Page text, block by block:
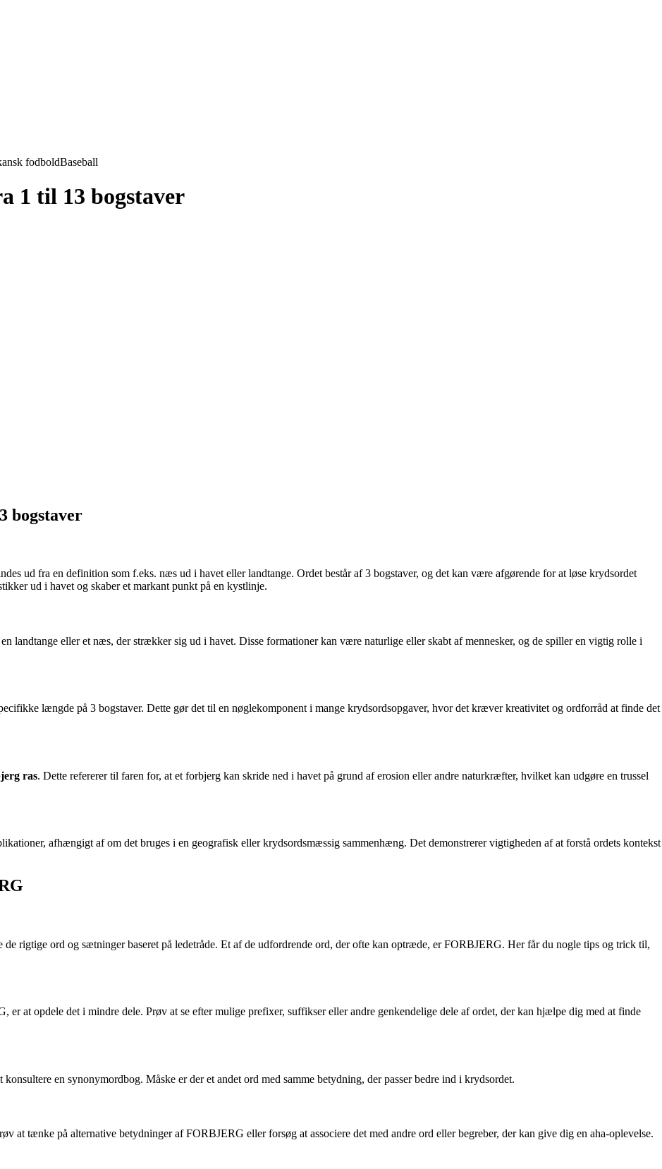
fodboldBaseball
1 til 13 bogstaver
bogstaver
ud fra en definition som f.eks. næs ud i havet eller landtange. Ordet består af 3 bogstaver, og det kan være afgørende for at løse krydsordet
ud i havet og skaber et markant punkt på en kystlinje.
landtange eller et næs, der strækker sig ud i havet. Disse formationer kan være naturlige eller skabt af mennesker, og de spiller en vigtig rolle i
længde på 3 bogstaver. Dette gør det til en nøglekomponent i mange krydsordsopgaver, hvor det kræver kreativitet og ordforråd at finde det
ras. Dette refererer til faren for, at et forbjerg kan skride ned i havet på grund af erosion eller andre naturkræfter, hvilket kan udgøre en trussel
afhængigt af om det bruges i en geografisk eller krydsordsmæssig sammenhæng. Det demonstrerer vigtigheden af at forstå ordets kontekst
rigtige ord og sætninger baseret på ledetråde. Et af de udfordrende ord, der ofte kan optræde, er FORBJERG. Her får du nogle tips og trick til,
er at opdele det i mindre dele. Prøv at se efter mulige prefixer, suffikser eller andre genkendelige dele af ordet, der kan hjælpe dig med at finde
en synonymordbog. Måske er der et andet ord med samme betydning, der passer bedre ind i krydsordet.
at tænke på alternative betydninger af FORBJERG eller forsøg at associere det med andre ord eller begreber, der kan give dig en aha-oplevelse.